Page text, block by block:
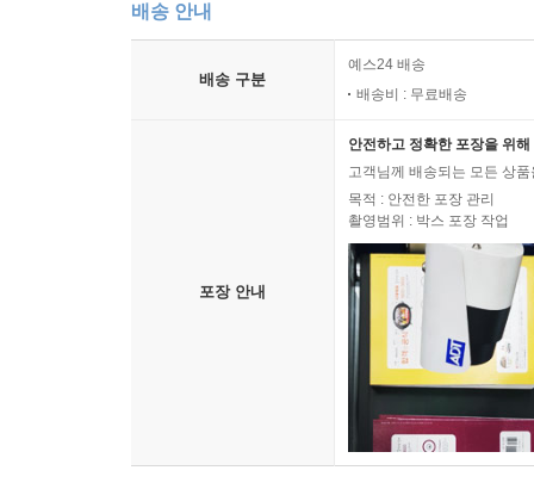
배송 안내
배송 구분
예스24 배송
배송비 : 무료배송
포장 안내
안전하고 정확한 포장을 위
고객님께 배송되는 모든 상
목적 : 안전한 포장 관리
촬영범위 : 박스 포장 작업